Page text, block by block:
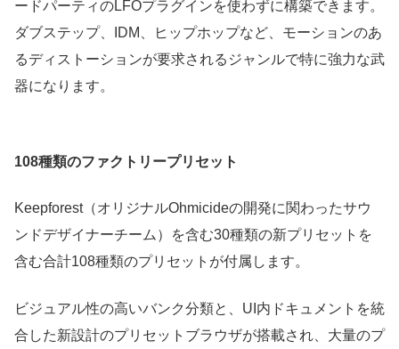
ードパーティのLFOプラグインを使わずに構築できます。
ダブステップ、IDM、ヒップホップなど、モーションのあ
るディストーションが要求されるジャンルで特に強力な武
器になります。
108種類のファクトリープリセット
Keepforest（オリジナルOhmicideの開発に関わったサウ
ンドデザイナーチーム）を含む30種類の新プリセットを
含む合計108種類のプリセットが付属します。
ビジュアル性の高いバンク分類と、UI内ドキュメントを統
合した新設計のプリセットブラウザが搭載され、大量のプ